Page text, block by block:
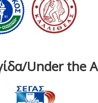
Under the